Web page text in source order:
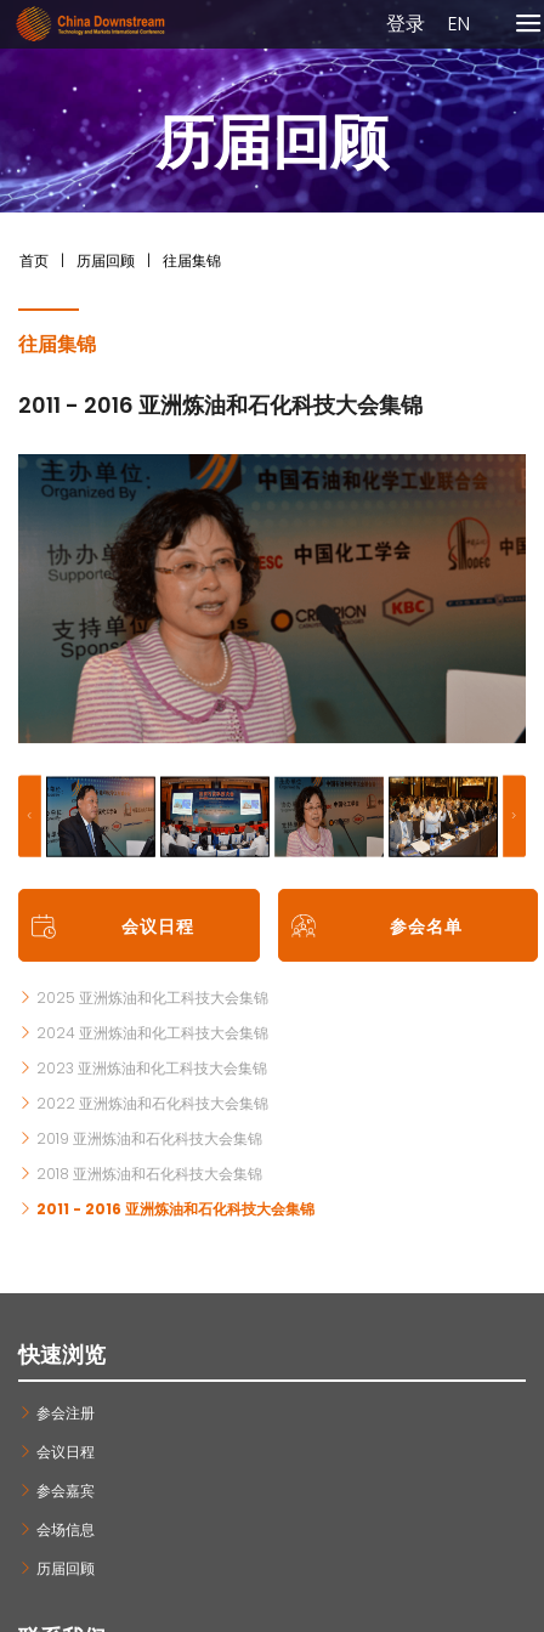
登录 EN
历届回顾
首页 | 历届回顾 | 往届集锦
往届集锦
2011 - 2016 亚洲炼油和石化科技大会集锦
会议日程 参会名单
2025 亚洲炼油和化工科技大会集锦
2024 亚洲炼油和化工科技大会集锦
2023 亚洲炼油和化工科技大会集锦
2022 亚洲炼油和石化科技大会集锦
2019 亚洲炼油和石化科技大会集锦
2018 亚洲炼油和石化科技大会集锦
2011 - 2016 亚洲炼油和石化科技大会集锦
快速浏览
参会注册
会议日程
参会嘉宾
会场信息
历届回顾